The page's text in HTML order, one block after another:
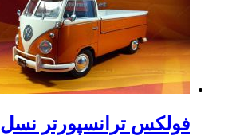
فولکس ترانسپورتر نسل 1 کاستوم 1950